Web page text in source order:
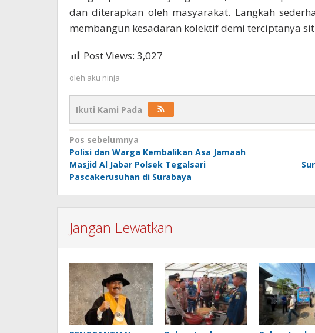
dan diterapkan oleh masyarakat. Langkah
membangun kesadaran kolektif demi terciptanya
Post Views: 3,027
oleh aku ninja
Ikuti Kami Pada
Navigasi
pos
Pos sebelumnya
Polisi dan Warga Kembalikan Asa Jamaah
Masjid Al Jabar Polsek Tegalsari
Pascakerusuhan di Surabaya
Jangan Lewatkan